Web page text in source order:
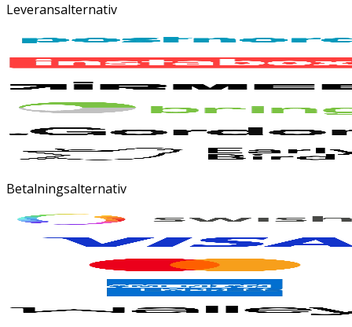
Leveransalternativ
Betalningsalternativ